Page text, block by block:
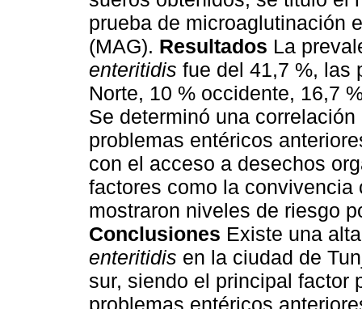
prueba de microaglutinación
(MAG). Resultados La
enteritidis fue del 41,7 %, las
Norte, 10 % occidente, 16,7
Se determinó una
problemas entéricos
con el acceso a desechos
factores como la
mostraron niveles de riesgo
Conclusiones Existe una
enteritidis en la ciudad de
sur, siendo el principal factor
problemas entéricos